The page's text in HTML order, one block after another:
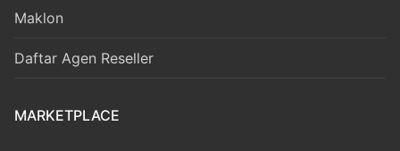
Maklon
Daftar Agen Reseller
MARKETPLACE